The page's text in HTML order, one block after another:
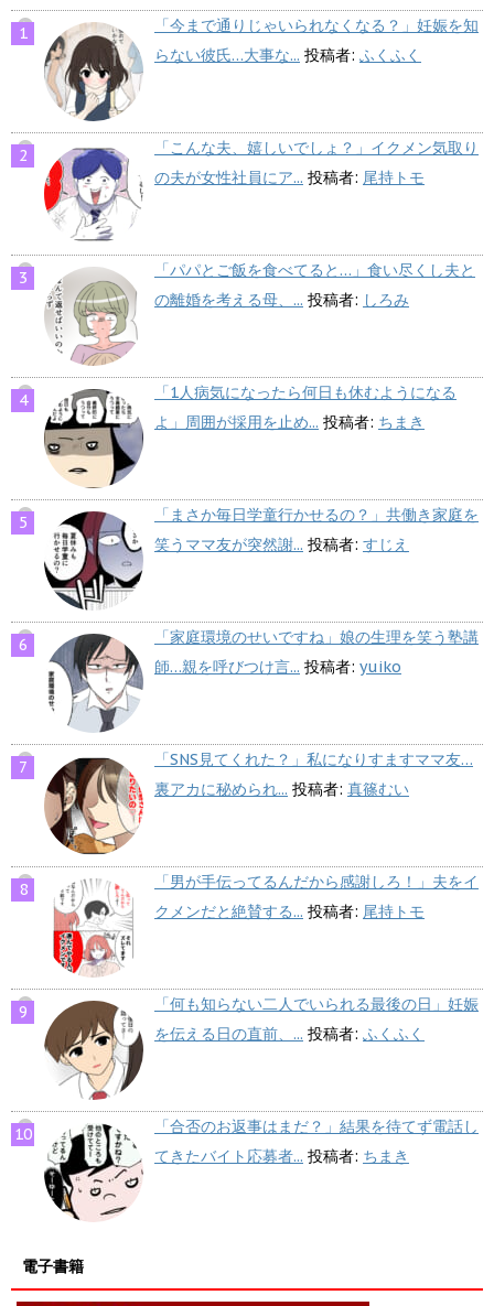
「今まで通りじゃいられなくなる？」妊娠を知
らない彼氏…大事な... 投稿者: ふくふく
「こんな夫、嬉しいでしょ？」イクメン気取り
の夫が女性社員にア... 投稿者: 尾持トモ
「パパとご飯を食べてると…」食い尽くし夫と
の離婚を考える母、... 投稿者: しろみ
「1人病気になったら何日も休むようになる
よ」周囲が採用を止め... 投稿者: ちまき
「まさか毎日学童行かせるの？」共働き家庭を
笑うママ友が突然謝... 投稿者: すじえ
「家庭環境のせいですね」娘の生理を笑う塾講
師…親を呼びつけ言... 投稿者: yuiko
「SNS見てくれた？」私になりすますママ友…
裏アカに秘められ... 投稿者: 真篠むい
「男が手伝ってるんだから感謝しろ！」夫をイ
クメンだと絶賛する... 投稿者: 尾持トモ
「何も知らない二人でいられる最後の日」妊娠
を伝える日の直前、... 投稿者: ふくふく
「合否のお返事はまだ？」結果を待てず電話し
てきたバイト応募者... 投稿者: ちまき
電子書籍